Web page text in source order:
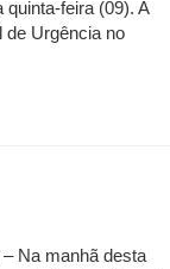
feira (09). A
de Urgência no
Na manhã desta